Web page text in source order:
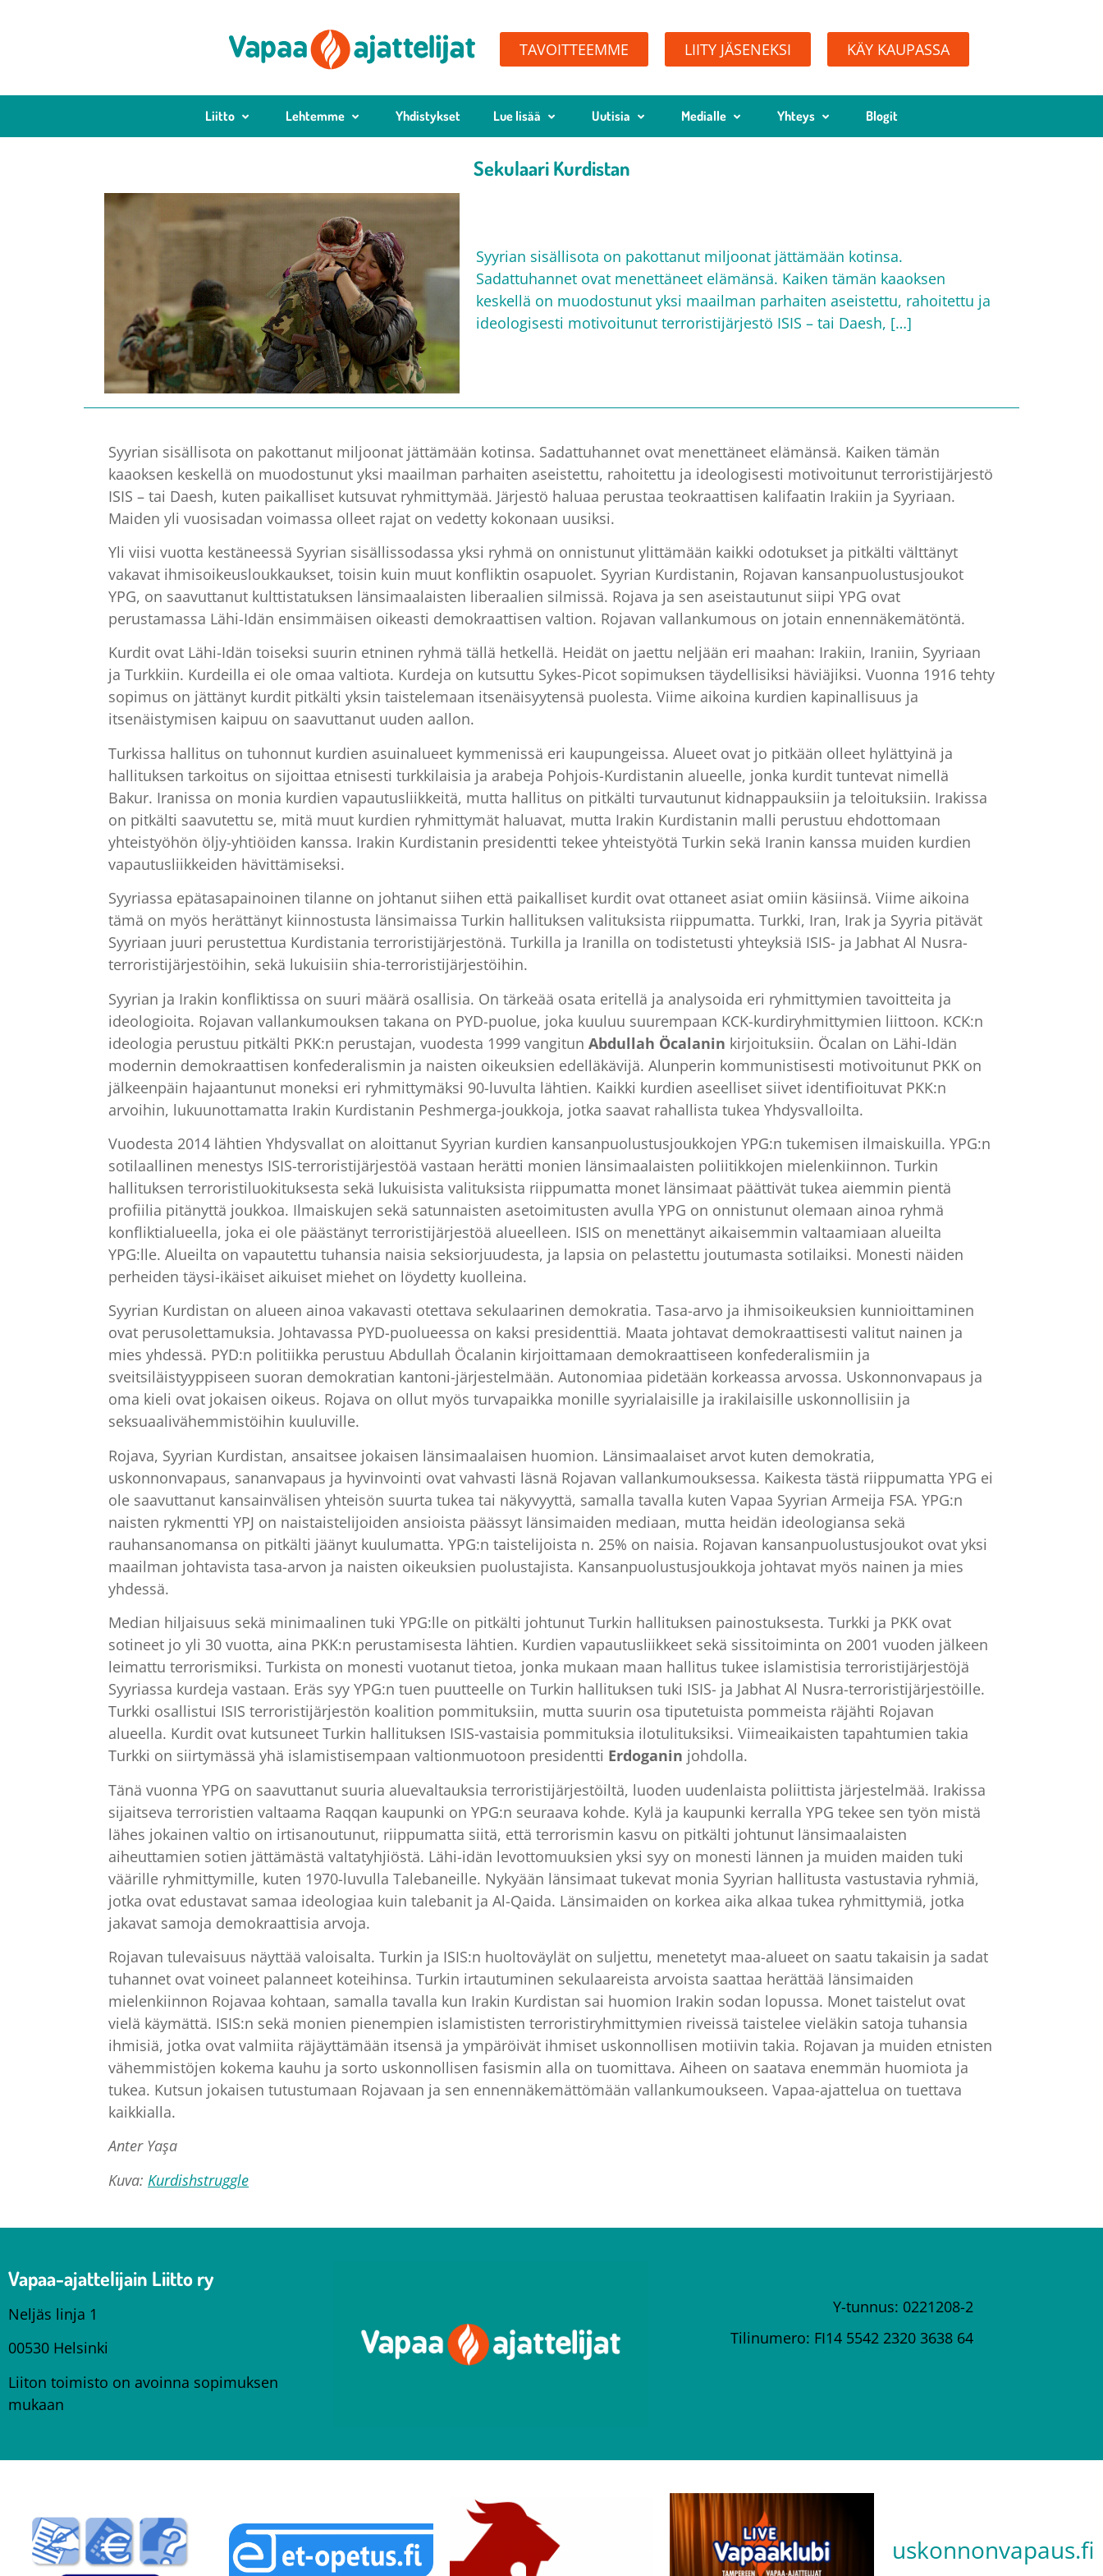
TAVOITTEEMME LIITY JÄSENEKSI KÄY KAUPASSA
Liitto Lehtemme Yhdistykset Lue lisää Uutisia Medialle Yhteys Blogit
Sekulaari Kurdistan
Syyrian sisällisota on pakottanut miljoonat jättämään kotinsa.
Sadattuhannet ovat menettäneet elämänsä. Kaiken tämän kaaoksen
keskellä on muodostunut yksi maailman parhaiten aseistettu, rahoitettu ja
ideologisesti motivoitunut terroristijärjestö ISIS – tai Daesh, […]
Syyrian sisällisota on pakottanut miljoonat jättämään kotinsa. Sadattuhannet ovat menettäneet elämänsä. Kaiken tämän
kaaoksen keskellä on muodostunut yksi maailman parhaiten aseistettu, rahoitettu ja ideologisesti motivoitunut terroristijärjestö
ISIS – tai Daesh, kuten paikalliset kutsuvat ryhmittymää. Järjestö haluaa perustaa teokraattisen kalifaatin Irakiin ja Syyriaan.
Maiden yli vuosisadan voimassa olleet rajat on vedetty kokonaan uusiksi.
Yli viisi vuotta kestäneessä Syyrian sisällissodassa yksi ryhmä on onnistunut ylittämään kaikki odotukset ja pitkälti välttänyt
vakavat ihmisoikeusloukkaukset, toisin kuin muut konfliktin osapuolet. Syyrian Kurdistanin, Rojavan kansanpuolustusjoukot
YPG, on saavuttanut kulttistatuksen länsimaalaisten liberaalien silmissä. Rojava ja sen aseistautunut siipi YPG ovat
perustamassa Lähi-Idän ensimmäisen oikeasti demokraattisen valtion. Rojavan vallankumous on jotain ennennäkemätöntä.
Kurdit ovat Lähi-Idän toiseksi suurin etninen ryhmä tällä hetkellä. Heidät on jaettu neljään eri maahan: Irakiin, Iraniin, Syyriaan
ja Turkkiin. Kurdeilla ei ole omaa valtiota. Kurdeja on kutsuttu Sykes-Picot sopimuksen täydellisiksi häviäjiksi. Vuonna 1916 tehty
sopimus on jättänyt kurdit pitkälti yksin taistelemaan itsenäisyytensä puolesta. Viime aikoina kurdien kapinallisuus ja
itsenäistymisen kaipuu on saavuttanut uuden aallon.
Turkissa hallitus on tuhonnut kurdien asuinalueet kymmenissä eri kaupungeissa. Alueet ovat jo pitkään olleet hylättyinä ja
hallituksen tarkoitus on sijoittaa etnisesti turkkilaisia ja arabeja Pohjois-Kurdistanin alueelle, jonka kurdit tuntevat nimellä
Bakur. Iranissa on monia kurdien vapautusliikkeitä, mutta hallitus on pitkälti turvautunut kidnappauksiin ja teloituksiin. Irakissa
on pitkälti saavutettu se, mitä muut kurdien ryhmittymät haluavat, mutta Irakin Kurdistanin malli perustuu ehdottomaan
yhteistyöhön öljy-yhtiöiden kanssa. Irakin Kurdistanin presidentti tekee yhteistyötä Turkin sekä Iranin kanssa muiden kurdien
vapautusliikkeiden hävittämiseksi.
Syyriassa epätasapainoinen tilanne on johtanut siihen että paikalliset kurdit ovat ottaneet asiat omiin käsiinsä. Viime aikoina
tämä on myös herättänyt kiinnostusta länsimaissa Turkin hallituksen valituksista riippumatta. Turkki, Iran, Irak ja Syyria pitävät
Syyriaan juuri perustettua Kurdistania terroristijärjestönä. Turkilla ja Iranilla on todistetusti yhteyksiä ISIS- ja Jabhat Al Nusra-
terroristijärjestöihin, sekä lukuisiin shia-terroristijärjestöihin.
Syyrian ja Irakin konfliktissa on suuri määrä osallisia. On tärkeää osata eritellä ja analysoida eri ryhmittymien tavoitteita ja
ideologioita. Rojavan vallankumouksen takana on PYD-puolue, joka kuuluu suurempaan KCK-kurdiryhmittymien liittoon. KCK:n
ideologia perustuu pitkälti PKK:n perustajan, vuodesta 1999 vangitun Abdullah Öcalanin kirjoituksiin. Öcalan on Lähi-Idän
modernin demokraattisen konfederalismin ja naisten oikeuksien edelläkävijä. Alunperin kommunistisesti motivoitunut PKK on
jälkeenpäin hajaantunut moneksi eri ryhmittymäksi 90-luvulta lähtien. Kaikki kurdien aseelliset siivet identifioituvat PKK:n
arvoihin, lukuunottamatta Irakin Kurdistanin Peshmerga-joukkoja, jotka saavat rahallista tukea Yhdysvalloilta.
Vuodesta 2014 lähtien Yhdysvallat on aloittanut Syyrian kurdien kansanpuolustusjoukkojen YPG:n tukemisen ilmaiskuilla. YPG:n
sotilaallinen menestys ISIS-terroristijärjestöä vastaan herätti monien länsimaalaisten poliitikkojen mielenkiinnon. Turkin
hallituksen terroristiluokituksesta sekä lukuisista valituksista riippumatta monet länsimaat päättivät tukea aiemmin pientä
profiilia pitänyttä joukkoa. Ilmaiskujen sekä satunnaisten asetoimitusten avulla YPG on onnistunut olemaan ainoa ryhmä
konfliktialueella, joka ei ole päästänyt terroristijärjestöä alueelleen. ISIS on menettänyt aikaisemmin valtaamiaan alueilta
YPG:lle. Alueilta on vapautettu tuhansia naisia seksiorjuudesta, ja lapsia on pelastettu joutumasta sotilaiksi. Monesti näiden
perheiden täysi-ikäiset aikuiset miehet on löydetty kuolleina.
Syyrian Kurdistan on alueen ainoa vakavasti otettava sekulaarinen demokratia. Tasa-arvo ja ihmisoikeuksien kunnioittaminen
ovat perusolettamuksia. Johtavassa PYD-puolueessa on kaksi presidenttiä. Maata johtavat demokraattisesti valitut nainen ja
mies yhdessä. PYD:n politiikka perustuu Abdullah Öcalanin kirjoittamaan demokraattiseen konfederalismiin ja
sveitsiläistyyppiseen suoran demokratian kantoni-järjestelmään. Autonomiaa pidetään korkeassa arvossa. Uskonnonvapaus ja
oma kieli ovat jokaisen oikeus. Rojava on ollut myös turvapaikka monille syyrialaisille ja irakilaisille uskonnollisiin ja
seksuaalivähemmistöihin kuuluville.
Rojava, Syyrian Kurdistan, ansaitsee jokaisen länsimaalaisen huomion. Länsimaalaiset arvot kuten demokratia,
uskonnonvapaus, sananvapaus ja hyvinvointi ovat vahvasti läsnä Rojavan vallankumouksessa. Kaikesta tästä riippumatta YPG ei
ole saavuttanut kansainvälisen yhteisön suurta tukea tai näkyvyyttä, samalla tavalla kuten Vapaa Syyrian Armeija FSA. YPG:n
naisten rykmentti YPJ on naistaistelijoiden ansioista päässyt länsimaiden mediaan, mutta heidän ideologiansa sekä
rauhansanomansa on pitkälti jäänyt kuulumatta. YPG:n taistelijoista n. 25% on naisia. Rojavan kansanpuolustusjoukot ovat yksi
maailman johtavista tasa-arvon ja naisten oikeuksien puolustajista. Kansanpuolustusjoukkoja johtavat myös nainen ja mies
yhdessä.
Median hiljaisuus sekä minimaalinen tuki YPG:lle on pitkälti johtunut Turkin hallituksen painostuksesta. Turkki ja PKK ovat
sotineet jo yli 30 vuotta, aina PKK:n perustamisesta lähtien. Kurdien vapautusliikkeet sekä sissitoiminta on 2001 vuoden jälkeen
leimattu terrorismiksi. Turkista on monesti vuotanut tietoa, jonka mukaan maan hallitus tukee islamistisia terroristijärjestöjä
Syyriassa kurdeja vastaan. Eräs syy YPG:n tuen puutteelle on Turkin hallituksen tuki ISIS- ja Jabhat Al Nusra-terroristijärjestöille.
Turkki osallistui ISIS terroristijärjestön koalition pommituksiin, mutta suurin osa tiputetuista pommeista räjähti Rojavan
alueella. Kurdit ovat kutsuneet Turkin hallituksen ISIS-vastaisia pommituksia ilotulituksiksi. Viimeaikaisten tapahtumien takia
Turkki on siirtymässä yhä islamistisempaan valtionmuotoon presidentti Erdoganin johdolla.
Tänä vuonna YPG on saavuttanut suuria aluevaltauksia terroristijärjestöiltä, luoden uudenlaista poliittista järjestelmää. Irakissa
sijaitseva terroristien valtaama Raqqan kaupunki on YPG:n seuraava kohde. Kylä ja kaupunki kerralla YPG tekee sen työn mistä
lähes jokainen valtio on irtisanoutunut, riippumatta siitä, että terrorismin kasvu on pitkälti johtunut länsimaalaisten
aiheuttamien sotien jättämästä valtatyhjiöstä. Lähi-idän levottomuuksien yksi syy on monesti lännen ja muiden maiden tuki
väärille ryhmittymille, kuten 1970-luvulla Talebaneille. Nykyään länsimaat tukevat monia Syyrian hallitusta vastustavia ryhmiä,
jotka ovat edustavat samaa ideologiaa kuin talebanit ja Al-Qaida. Länsimaiden on korkea aika alkaa tukea ryhmittymiä, jotka
jakavat samoja demokraattisia arvoja.
Rojavan tulevaisuus näyttää valoisalta. Turkin ja ISIS:n huoltoväylät on suljettu, menetetyt maa-alueet on saatu takaisin ja sadat
tuhannet ovat voineet palanneet koteihinsa. Turkin irtautuminen sekulaareista arvoista saattaa herättää länsimaiden
mielenkiinnon Rojavaa kohtaan, samalla tavalla kun Irakin Kurdistan sai huomion Irakin sodan lopussa. Monet taistelut ovat
vielä käymättä. ISIS:n sekä monien pienempien islamististen terroristiryhmittymien riveissä taistelee vieläkin satoja tuhansia
ihmisiä, jotka ovat valmiita räjäyttämään itsensä ja ympäröivät ihmiset uskonnollisen motiivin takia. Rojavan ja muiden etnisten
vähemmistöjen kokema kauhu ja sorto uskonnollisen fasismin alla on tuomittava. Aiheen on saatava enemmän huomiota ja
tukea. Kutsun jokaisen tutustumaan Rojavaan ja sen ennennäkemättömään vallankumoukseen. Vapaa-ajattelua on tuettava
kaikkialla.
Anter Yaşa
Kuva: Kurdishstruggle
Vapaa-ajattelijain Liitto ry
Neljäs linja 1
00530 Helsinki
Liiton toimisto on avoinna sopimuksen
mukaan
Y-tunnus: 0221208-2
Tilinumero: FI14 5542 2320 3638 64
uskonnonvapaus.fi